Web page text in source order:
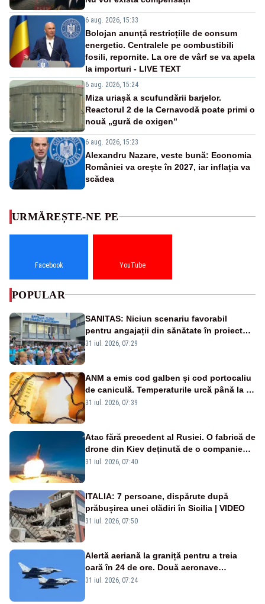
6 aug. 2026, 15:33
Bolojan anunță restricțiile de consum
energetic. Centralele pe combustibili
fosili, repornite. La ore de vârf se va apela
la importuri - LIVE TEXT
6 aug. 2026, 15:24
Miza uriașă a scufundării barjelor.
Reactorul 2 de la Cernavodă poate primi o
nouă „gură de oxigen”
6 aug. 2026, 15:23
Alexandru Nazare, veste bună: Economia
României va crește în 2027, iar inflația va
scădea
URMĂREȘTE-NE PE
Facebook YouTube
POPULAR
SANITAS: Niciun scenariu favorabil
pentru angajații din sănătate în proiectul
Legii salarizării
31 iul. 2026, 07:29
ANM a emis cod galben și cod portocaliu
de caniculă. Temperaturile urcă până la 38
de grade, iar nopțile devin tropicale
31 iul. 2026, 07:39
Atac fără precedent al Rusiei. O fabrică de
drone din Kiev deținută de o companie
americană, distrusă de o rachetă
31 iul. 2026, 07:40
ITALIA: 7 persoane, dispărute după
prăbușirea unei clădiri în Sicilia | VIDEO
31 iul. 2026, 07:50
Alertă aeriană la graniță pentru a treia
oară în 24 de ore. Două aeronave
Eurofighter britanice au fost ridicate de la
31 iul. 2026, 07:24